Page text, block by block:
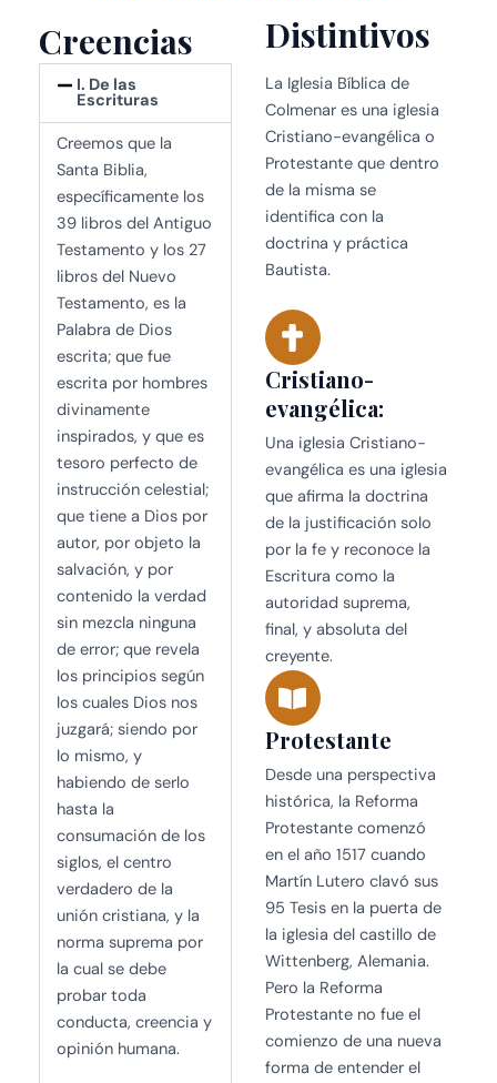
Creencias
I. De las
Escrituras
Creemos que la
Santa Biblia,
específicamente los
39 libros del Antiguo
Testamento y los 27
libros del Nuevo
Testamento, es la
Palabra de Dios
escrita; que fue
escrita por hombres
divinamente
inspirados, y que es
tesoro perfecto de
instrucción celestial;
que tiene a Dios por
autor, por objeto la
salvación, y por
contenido la verdad
sin mezcla ninguna
de error; que revela
los principios según
los cuales Dios nos
juzgará; siendo por
lo mismo, y
habiendo de serlo
hasta la
consumación de los
siglos, el centro
verdadero de la
unión cristiana, y la
norma suprema por
la cual se debe
probar toda
conducta, creencia y
opinión humana.
Distintivos
La Iglesia Bíblica de
Colmenar es una iglesia
Cristiano-evangélica o
Protestante que dentro
de la misma se
identifica con la
doctrina y práctica
Bautista.
Cristiano-
evangélica:
Una iglesia Cristiano-
evangélica es una iglesia
que afirma la doctrina
de la justificación solo
por la fe y reconoce la
Escritura como la
autoridad suprema,
final, y absoluta del
creyente.
Protestante
Desde una perspectiva
histórica, la Reforma
Protestante comenzó
en el año 1517 cuando
Martín Lutero clavó sus
95 Tesis en la puerta de
la iglesia del castillo de
Wittenberg, Alemania.
Pero la Reforma
Protestante no fue el
comienzo de una nueva
forma de entender el